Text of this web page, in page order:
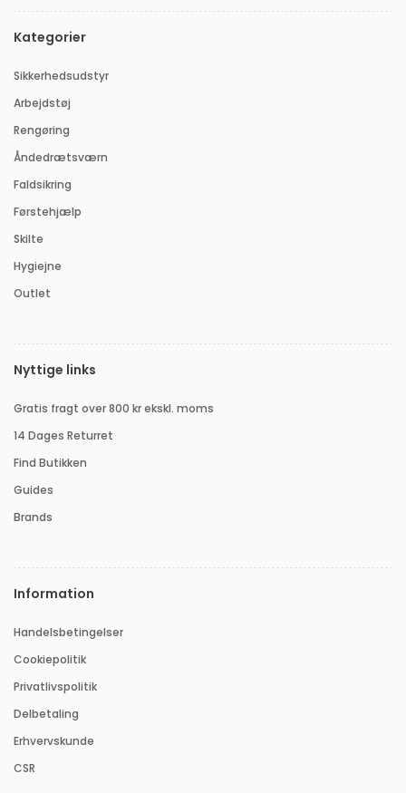
Kategorier
Sikkerhedsudstyr
Arbejdstøj
Rengøring
Åndedrætsværn
Faldsikring
Førstehjælp
Skilte
Hygiejne
Outlet
Nyttige links
Gratis fragt over 800 kr ekskl. moms
14 Dages Returret
Find Butikken
Guides
Brands
Information
Handelsbetingelser
Cookiepolitik
Privatlivspolitik
Delbetaling
Erhvervskunde
CSR